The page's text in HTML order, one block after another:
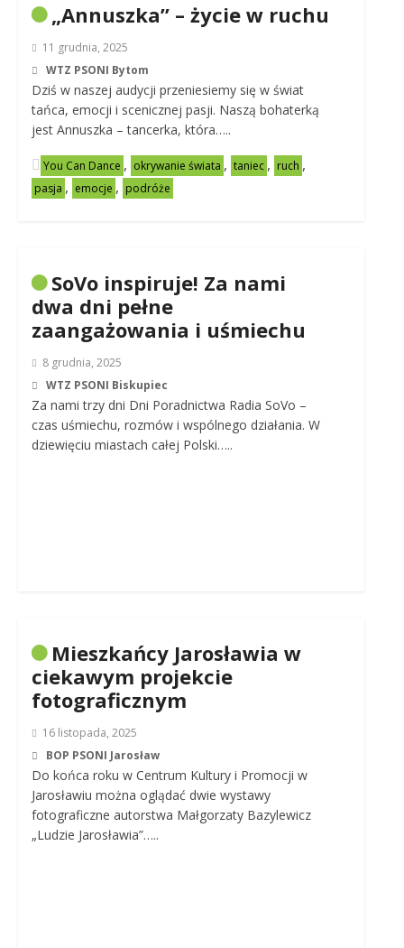
„Annuszka” – życie w ruchu
11 grudnia, 2025
WTZ PSONI Bytom
Dziś w naszej audycji przeniesiemy się w świat
tańca, emocji i scenicznej pasji. Naszą bohaterką
jest Annuszka – tancerka, która…..
You Can Dance , okrywanie świata , taniec , ruch ,
pasja , emocje , podróże
SoVo inspiruje! Za nami
dwa dni pełne
zaangażowania i uśmiechu
8 grudnia, 2025
WTZ PSONI Biskupiec
Za nami trzy dni Dni Poradnictwa Radia SoVo –
czas uśmiechu, rozmów i wspólnego działania. W
dziewięciu miastach całej Polski…..
Mieszkańcy Jarosławia w
ciekawym projekcie
fotograficznym
16 listopada, 2025
BOP PSONI Jarosław
Do końca roku w Centrum Kultury i Promocji w
Jarosławiu można oglądać dwie wystawy
fotograficzne autorstwa Małgorzaty Bazylewicz
„Ludzie Jarosławia”…..